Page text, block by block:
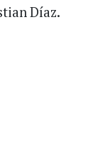
Díaz.